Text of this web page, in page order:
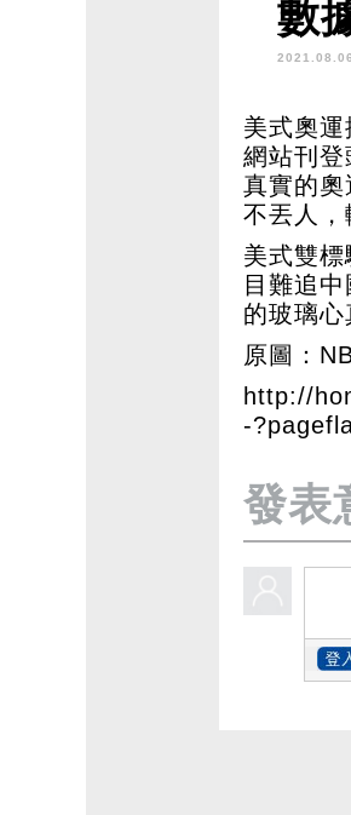
數
美式奧
網站刊
真實的
不丟人，
美式雙
目難追
的玻璃心
原圖：
http://
-
發表